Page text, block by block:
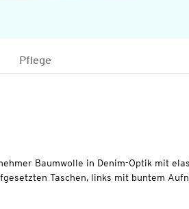
Pflege
Baumwolle in Denim-Optik mit
Taschen, links mit buntem